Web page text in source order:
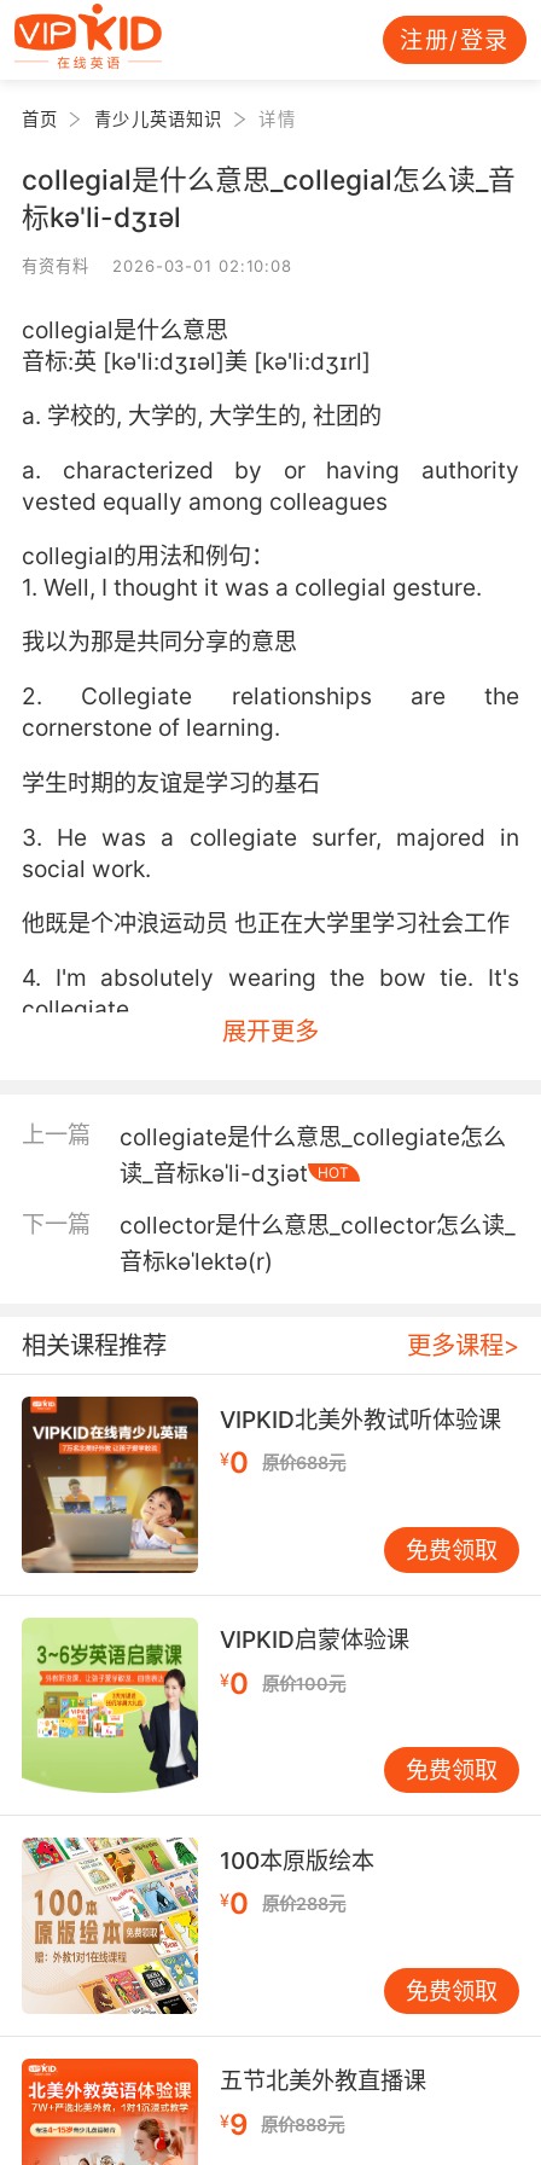
注册/登录
首页 青少儿英语知识 详情
collegial是什么意思_collegial怎么读_音
标kə'li-dʒɪəl
有资有料 2026-03-01 02:10:08
collegial是什么意思
音标:英 [kə'li:dʒɪəl]美 [kə'li:dʒɪrl]
a. 学校的, 大学的, 大学生的, 社团的
a. characterized by or having authority
vested equally among colleagues
collegial的用法和例句：
1. Well, I thought it was a collegial gesture.
我以为那是共同分享的意思
2. Collegiate relationships are the
cornerstone of learning.
学生时期的友谊是学习的基石
3. He was a collegiate surfer, majored in
social work.
他既是个冲浪运动员 也正在大学里学习社会工作
4. I'm absolutely wearing the bow tie. It's
collegiate.
5. I need to ooze collegiate cuteness at this
interview tomorrow.
6. But competition here is fierce, really the ne
但这里的竞争相当激烈 我们社是校园辩论王国里
的至高典范
7. I'm laughing to keep this in a collegial
space, but you might want to watch your
tone, soldier.
我笑是想保持一种良好的气氛 但你需要注意一下
自己的语气 士兵
8. Before you start, just know male
cheerleaders happen to be the backbone of
the collegiate spirit community.
先声明一下 男啦啦队员正好是 大学生精神群体的
主心骨
展开更多
上一篇
collegiate是什么意思_collegiate怎么
读_音标kəˈli-dʒiət
HOT
下一篇
collector是什么意思_collector怎么读_
音标kəˈlektə(r)
相关课程推荐 更多课程>
VIPKID北美外教试听体验课
¥0 原价688元
免费领取
VIPKID启蒙体验课
¥0 原价100元
免费领取
100本原版绘本
¥0 原价288元
免费领取
五节北美外教直播课
¥9 原价888元